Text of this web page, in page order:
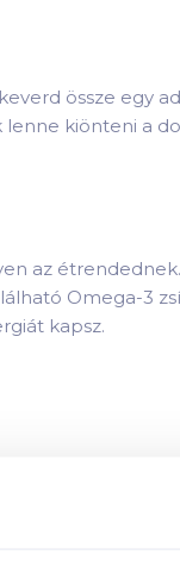
össze egy
kiönteni a
az
Omega-3
kapsz.